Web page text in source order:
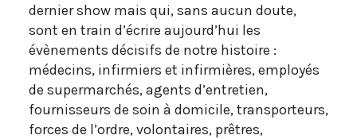
dernier show mais qui, sans aucun doute,
sont en train d’écrire aujourd’hui les
évènements décisifs de notre histoire :
médecins, infirmiers et infirmières, employés
de supermarchés, agents d’entretien,
fournisseurs de soin à domicile, transporteurs,
forces de l’ordre, volontaires, prêtres,